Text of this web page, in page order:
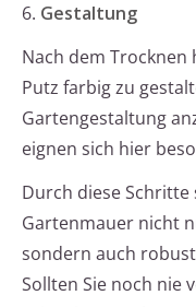
6. Gestaltung
Nach dem Trocknen
Putz farbig zu
Gartengestaltung
eignen sich hier
Durch diese Schritte
Gartenmauer nicht
sondern auch
Sollten Sie noch nie